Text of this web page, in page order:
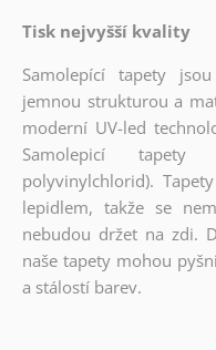
Tisk nejvyšší kvality
Samolepící tapety
jemnou strukturou a
moderní UV-led
Samolepicí tapety
polyvinylchlorid).
lepidlem, takže se
nebudou držet na zdi.
naše tapety mohou
a stálostí barev.